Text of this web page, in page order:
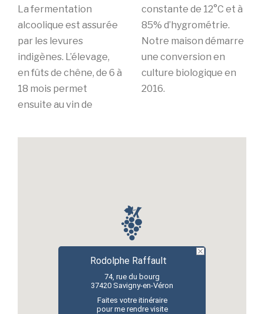
La fermentation
alcoolique est assurée
par les levures
indigènes. L’élevage,
en fûts de chêne, de 6 à
18 mois permet
ensuite au vin de
constante de 12°C et à
85% d’hygrométrie.
Notre maison démarre
une conversion en
culture biologique en
2016.
Rodolphe Raffault
74, rue du bourg
37420 Savigny-en-Véron
Faites votre itinéraire
pour me rendre visite